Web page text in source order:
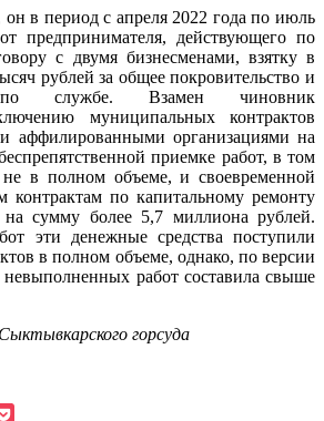
он в период с апреля 2022 года по июль
предпринимателя, действующего по
с двумя бизнесменами, взятку в
рублей за общее покровительство и
по службе. Взамен чиновник
муниципальных контрактов
аффилированными организациями на
приемке работ, в том
в полном объеме, и своевременной
контрактам по капитальному ремонту
сумму более 5,7 миллиона рублей.
эти денежные средства поступили
в полном объеме, однако, по версии
невыполненных работ составила свыше
горсуда